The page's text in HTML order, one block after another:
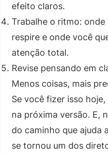
efeito claros.
Trabalhe o ritmo: onde
respire e onde você
atenção total.
Revise pensando em
Menos coisas, mais
Se você fizer isso
na próxima versão. E,
do caminho que ajuda
se tornou um dos